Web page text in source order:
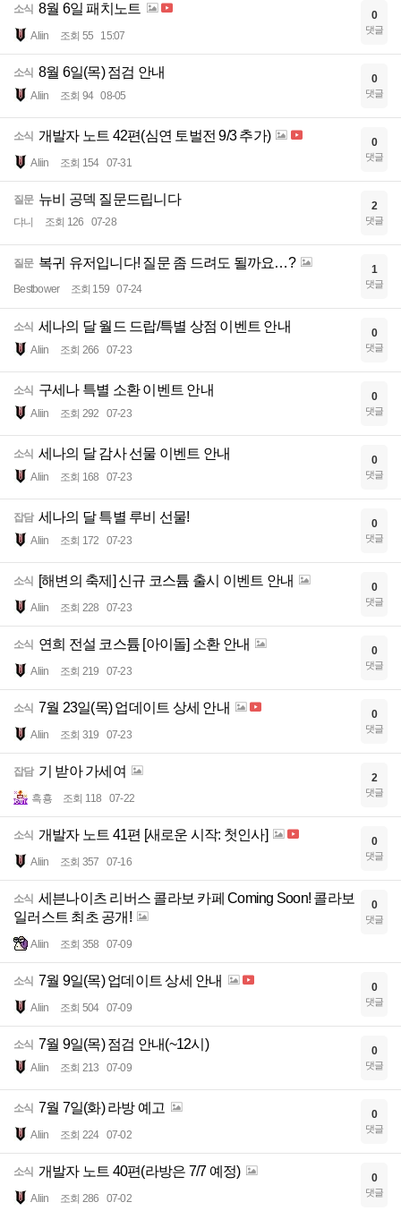
소식 8월 6일 패치노트
Aliin 조회 55 15:07
0
댓글
소식 8월 6일(목) 점검 안내
Aliin 조회 94 08-05
0
댓글
소식 개발자 노트 42편(심연 토벌전 9/3 추가)
Aliin 조회 154 07-31
0
댓글
질문 뉴비 공덱 질문드립니다
댜니 조회 126 07-28
2
댓글
질문 복귀 유저입니다! 질문 좀 드려도 될까요…?
Bestbower 조회 159 07-24
1
댓글
소식 세나의 달 월드 드랍/특별 상점 이벤트 안내
Aliin 조회 266 07-23
0
댓글
소식 구세나 특별 소환 이벤트 안내
Aliin 조회 292 07-23
0
댓글
소식 세나의 달 감사 선물 이벤트 안내
Aliin 조회 168 07-23
0
댓글
잡담 세나의 달 특별 루비 선물!
Aliin 조회 172 07-23
0
댓글
소식 [해변의 축제] 신규 코스튬 출시 이벤트 안내
Aliin 조회 228 07-23
0
댓글
소식 연희 전설 코스튬 [아이돌] 소환 안내
Aliin 조회 219 07-23
0
댓글
소식 7월 23일(목) 업데이트 상세 안내
Aliin 조회 319 07-23
0
댓글
잡담 기 받아 가세여
흑횽 조회 118 07-22
2
댓글
소식 개발자 노트 41편 [새로운 시작: 첫인사]
Aliin 조회 357 07-16
0
댓글
소식 세븐나이츠 리버스 콜라보 카페 Coming Soon! 콜라보
일러스트 최초 공개!
Aliin 조회 358 07-09
0
댓글
소식 7월 9일(목) 업데이트 상세 안내
Aliin 조회 504 07-09
0
댓글
소식 7월 9일(목) 점검 안내(~12시)
Aliin 조회 213 07-09
0
댓글
소식 7월 7일(화) 라방 예고
Aliin 조회 224 07-02
0
댓글
소식 개발자 노트 40편(라방은 7/7 예정)
Aliin 조회 286 07-02
0
댓글